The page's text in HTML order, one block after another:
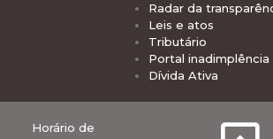
Radar da
Leis e atos
Tributário
Portal inadimplência
Dívida Ativa
Horário de